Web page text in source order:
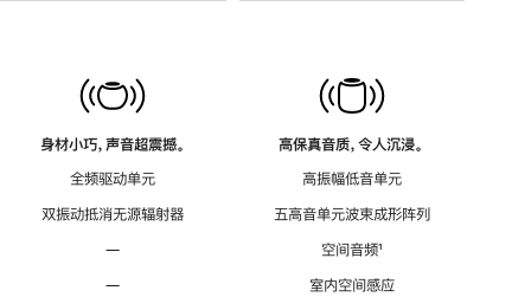
身材小巧，声音超震撼。
全频驱动单元
双振动抵消无源辐射器
—
—
高保真音质，令人沉浸。
高振幅低音单元
五高音单元波束成形阵列
空间音频脚
¹
室内空间感应